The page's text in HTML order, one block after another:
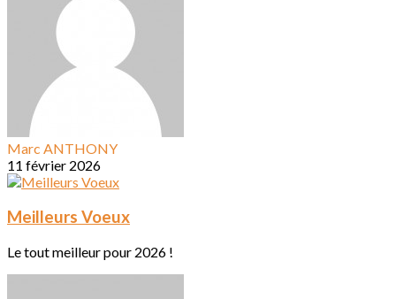
Marc ANTHONY
11 février 2026
Meilleurs Voeux
Le tout meilleur pour 2026 !